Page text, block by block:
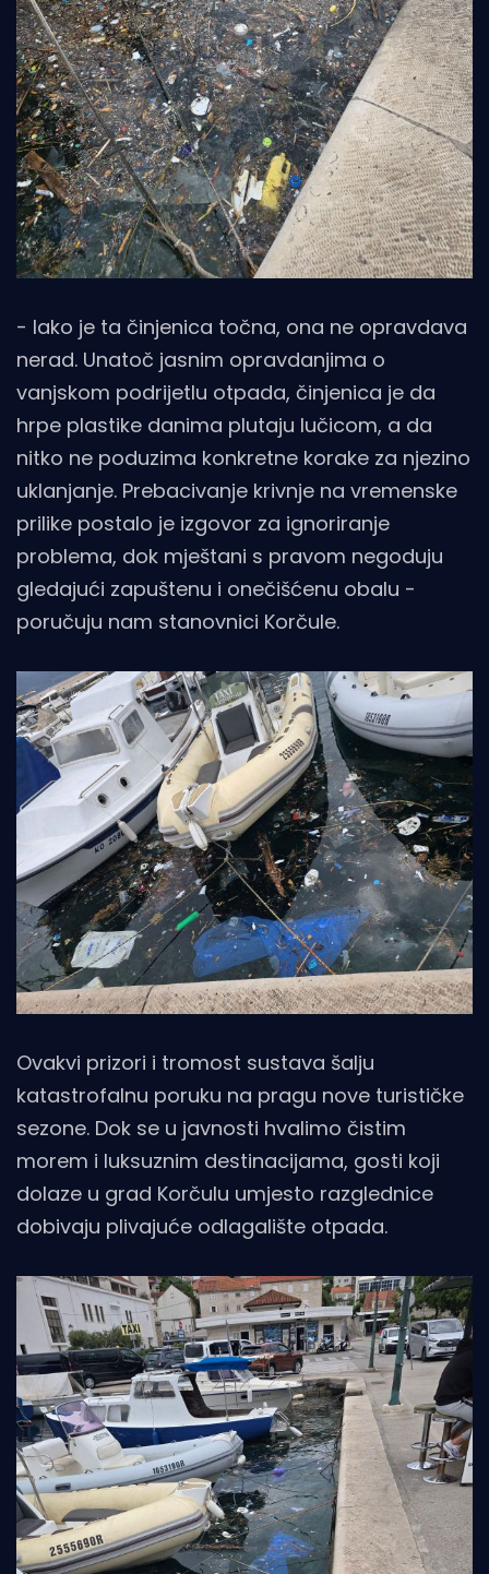
- Iako je ta činjenica točna, ona ne opravdava
nerad. Unatoč jasnim opravdanjima o
vanjskom podrijetlu otpada, činjenica je da
hrpe plastike danima plutaju lučicom, a da
nitko ne poduzima konkretne korake za njezino
uklanjanje. Prebacivanje krivnje na vremenske
prilike postalo je izgovor za ignoriranje
problema, dok mještani s pravom negoduju
gledajući zapuštenu i onečišćenu obalu -
poručuju nam stanovnici Korčule.
Ovakvi prizori i tromost sustava šalju
katastrofalnu poruku na pragu nove turističke
sezone. Dok se u javnosti hvalimo čistim
morem i luksuznim destinacijama, gosti koji
dolaze u grad Korčulu umjesto razglednice
dobivaju plivajuće odlagalište otpada.